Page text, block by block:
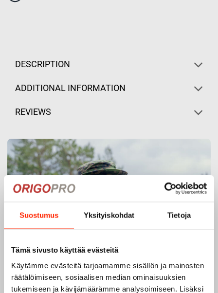
Suostumus Yksityiskohdat Tietoja
Tämä sivusto käyttää evästeitä
Käytämme evästeitä tarjoamamme sisällön ja mainosten
räätälöimiseen, sosiaalisen median ominaisuuksien
tukemiseen ja kävijämäärämme analysoimiseen. Lisäksi
DESCRIPTION
ADDITIONAL INFORMATION
REVIEWS